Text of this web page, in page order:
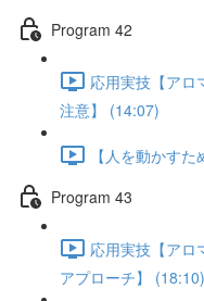
Program 42
応用実技【アロ
注意】 (14:07)
【人を動かす
Program 43
応用実技【アロ
アプローチ】 (18:10)